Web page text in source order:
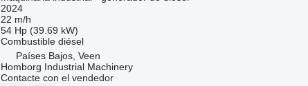
2024
22 m/h
54 Hp (39.69 kW)
Combustible diésel
Países Bajos, Veen
Homborg Industrial Machinery
Contacte con el vendedor